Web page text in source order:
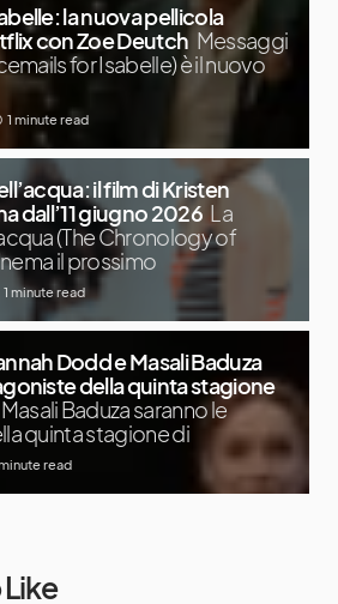
la nuova pellicola
con Zoe Deutch Messaggi
for Isabelle) è il nuovo
1 minute read
il film di Kristen
dall’11 giugno 2026 La
(The Chronology of
il prossimo
1 minute read
Dodd e Masali Baduza
della quinta stagione
Baduza saranno le
quinta stagione di
read